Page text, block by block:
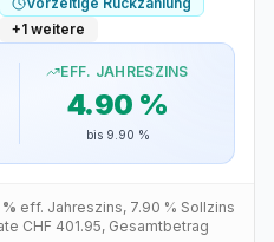
+1 weitere
EFF. JAHRESZINS
4.90 %
bis 9.90 %
eff. Jahreszins, 7.90 % Sollzins
CHF 401.95, Gesamtbetrag